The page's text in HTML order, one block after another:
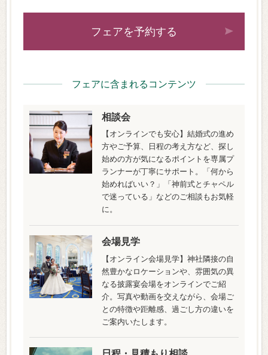
フェアを予約する
フェアに含まれるコンテンツ
相談会
【オンラインでも安心】結婚式の進め
方やご予算、日程の考え方など、探し
始めの方が気になるポイントを専属プ
ランナーが丁寧にサポート。「何から
始めればいい？」「神前式とチャペル
で迷っている」などのご相談もお気軽
に。
会場見学
【オンライン会場見学】神社隣接の自
然豊かなロケーションや、雰囲気の異
なる披露宴会場をオンラインでご紹
介。写真や動画を交えながら、会場ご
との特徴や距離感、過ごし方の違いを
ご案内いたします。